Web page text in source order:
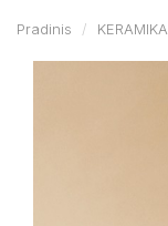
Pradinis KERAMIKA